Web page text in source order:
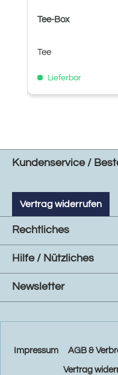
Tee-Box
Tee
Lieferbar
Kundenservice /
Vertrag widerrufen
Rechtliches
Hilfe / Nützliches
Newsletter
Impressum AGB &
Vertrag